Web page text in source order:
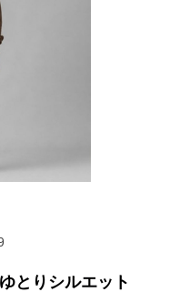
とりシルエット